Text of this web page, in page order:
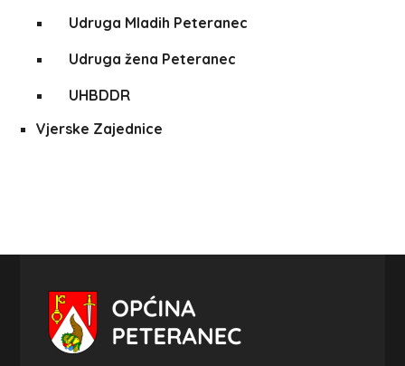
Udruga Mladih Peteranec
Udruga žena Peteranec
UHBDDR
Vjerske Zajednice